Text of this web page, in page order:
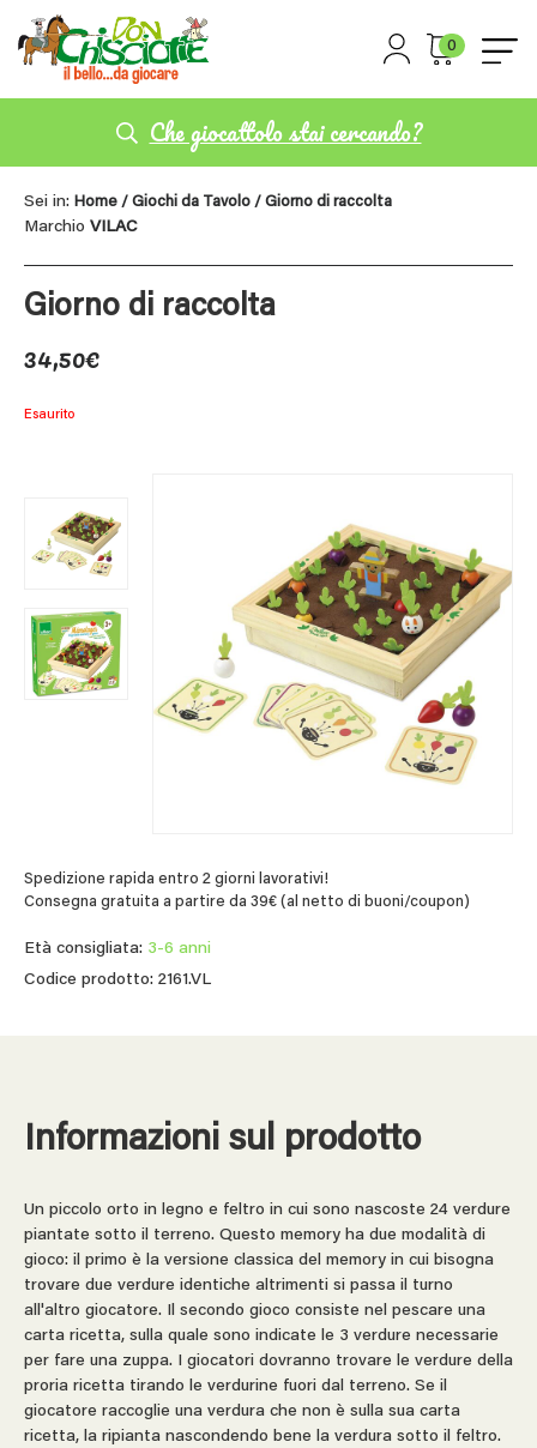
0
Che giocattolo stai cercando?
Sei in: Home / Giochi da Tavolo / Giorno di raccolta
Marchio VILAC
Giorno di raccolta
34,50€
Esaurito
Spedizione rapida entro 2 giorni lavorativi!
Consegna gratuita a partire da 39€ (al netto di buoni/coupon)
Età consigliata: 3-6 anni
Codice prodotto: 2161.VL
Informazioni sul prodotto
Un piccolo orto in legno e feltro in cui sono nascoste 24 verdure
piantate sotto il terreno. Questo memory ha due modalità di
gioco: il primo è la versione classica del memory in cui bisogna
trovare due verdure identiche altrimenti si passa il turno
all'altro giocatore. Il secondo gioco consiste nel pescare una
carta ricetta, sulla quale sono indicate le 3 verdure necessarie
per fare una zuppa. I giocatori dovranno trovare le verdure della
proria ricetta tirando le verdurine fuori dal terreno. Se il
giocatore raccoglie una verdura che non è sulla sua carta
ricetta, la ripianta nascondendo bene la verdura sotto il feltro.